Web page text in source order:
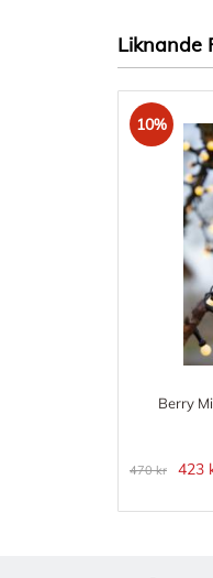
Liknande
10%
Berry
470 kr 423